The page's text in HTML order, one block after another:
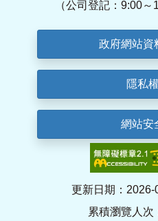
（公司登記：9:00～
政府網站資
隱私
網站安
更新日期：2026-
累積瀏覽人次